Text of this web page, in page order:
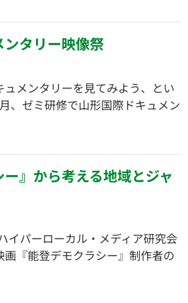
ンタリー映像祭
メンタリーを見てみよう、とい
、ゼミ研修で山形国際ドキュメン
ー』から考える地域とジャ
パーローカル・メディア研究会
画『能登デモクラシー』制作者の